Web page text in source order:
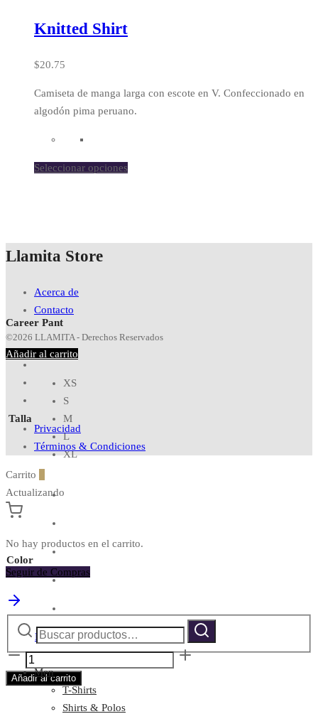
Knitted Shirt
$20.75
Camiseta de manga larga con escote en V. Confeccionado en
algodón pima peruano.
Seleccionar opciones
Career Pant
Añadir al carrito
Talla
XS
S
M
L
XL
Color
Limpiar
Career
Pant
cantidad
Añadir al carrito
Llamita Store
Acerca de
Contacto
©2026 LLAMITA - Derechos Reservados
Privacidad
Términos & Condiciones
Carrito
Actualizando
No hay productos en el carrito.
Seguir de Compras
Buscar
Buscar
Men
T-Shirts
Shirts & Polos